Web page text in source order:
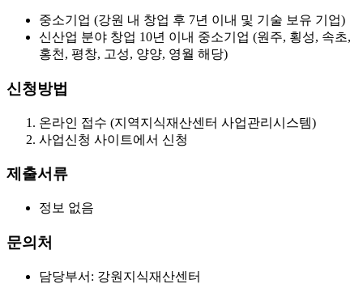
중소기업 (강원 내 창업 후 7년 이내 및 기술 보유 기업)
신산업 분야 창업 10년 이내 중소기업 (원주, 횡성, 속초,
홍천, 평창, 고성, 양양, 영월 해당)
신청방법
온라인 접수 (지역지식재산센터 사업관리시스템)
사업신청 사이트에서 신청
제출서류
정보 없음
문의처
담당부서: 강원지식재산센터